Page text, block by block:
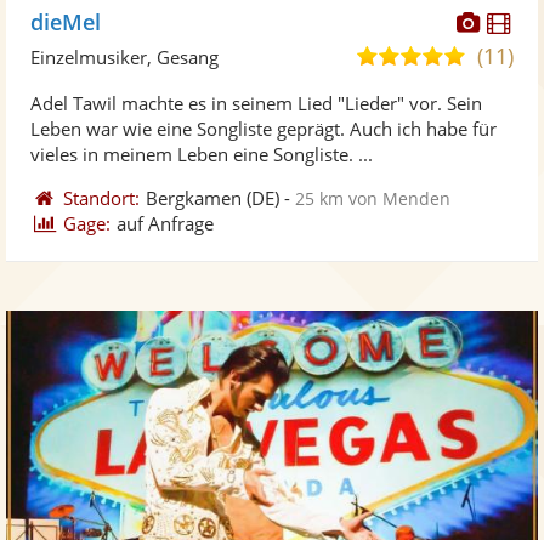
dieMel
5,0
5
(11)
Einzelmusiker, Gesang
Adel Tawil machte es in seinem Lied "Lieder" vor. Sein
Leben war wie eine Songliste geprägt. Auch ich habe für
vieles in meinem Leben eine Songliste. ...
Standort: Bergkamen (DE) - 25 km von Menden
Gage: auf Anfrage